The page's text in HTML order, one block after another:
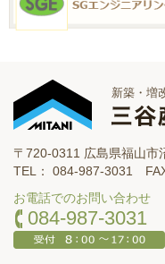
新築・増
〒720-0311 広島県福山市
TEL： 084-987-3031
お電話でのお問い合わせ
084-987-3031